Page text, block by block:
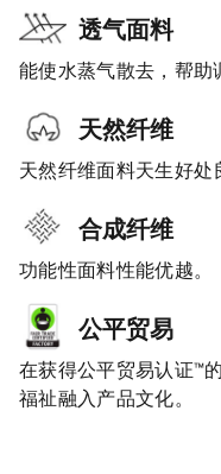
透气面料
能使水蒸气散去，帮助
天然纤维
天然纤维面料天生好处
合成纤维
功能性面料性能优越。
公平贸易
在获得公平贸易认证™
福祉融入产品文化。